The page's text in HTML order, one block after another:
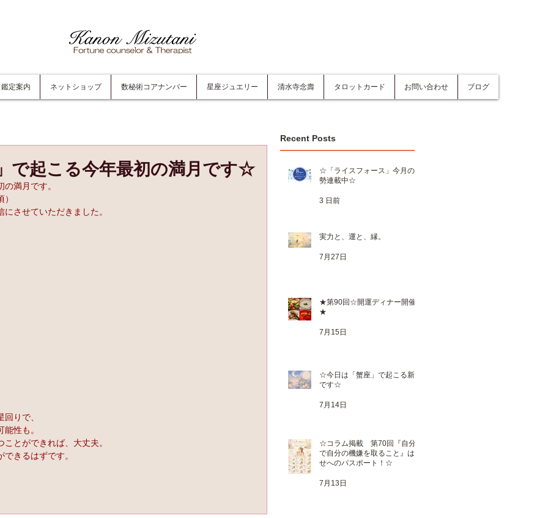
鑑定案内 ネットショップ 数秘術コアナンバー 星座ジュエリー 清水寺念壽 タロットカード お問い合わせ ブログ
で起こる今年最初の満月です☆
満月です。
させていただきました。
りで、
性も。
とができれば、大丈夫。
きるはずです。
Recent Posts
☆「ライスフォース」今月の運
勢連載中☆
3 日前
実力と、運と、縁。
7月27日
★第90回☆開運ディナー開催
★
7月15日
☆今日は「蟹座」で起こる新月
です☆
7月14日
☆コラム掲載 第70回『自分
で自分の機嫌を取ること』は幸
せへのパスポート！☆
7月13日